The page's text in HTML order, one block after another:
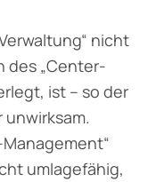
nicht
des „Center-
ist – so der
unwirksam.
umlagefähig,